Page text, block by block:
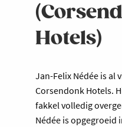
Hotels)
Jan-Felix Nédée is al
Corsendonk Hotels.
fakkel volledig
Nédée is opgegroeid